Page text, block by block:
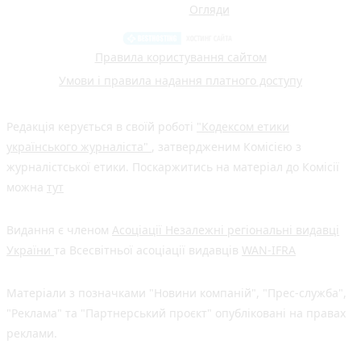
Огляди
Правила користування сайтом
Умови і правила надання платного доступу
Редакція керується в своїй роботі "Кодексом етики
українського журналіста" , затвердженим Комісією з
журналістської етики. Поскаржитись на матеріал до Комісії
можна тут
Видання є членом Асоціації Незалежні регіональні видавці
України та Всесвітньої асоціації видавців WAN-IFRA
Матеріали з позначками "Новини компаній", "Прес-служба",
"Реклама" та "Партнерський проєкт" опубліковані на правах
реклами.